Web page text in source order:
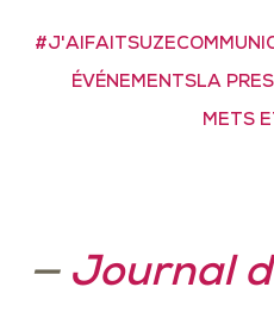
#J'AIFAITSUZE
ÉVÉNEMENTSLA
METS
—Journal